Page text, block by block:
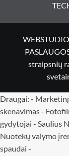
straipsnių
Draugai: -
skenavimas-
gydytojai - Saulius
Nuotekų valymo
spaudai -